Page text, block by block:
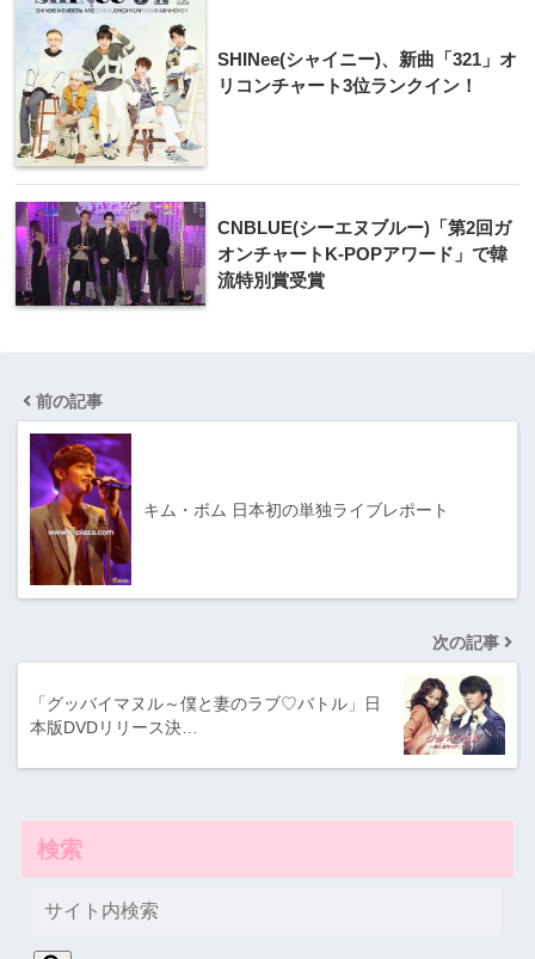
SHINee(シャイニー)、新曲「321」オ
リコンチャート3位ランクイン！
CNBLUE(シーエヌブルー)「第2回ガ
オンチャートK-POPアワード」で韓
流特別賞受賞
前の記事
キム・ボム 日本初の単独ライブレポート
次の記事
「グッバイマヌル～僕と妻のラブ♡バトル」日
本版DVDリリース決…
検索